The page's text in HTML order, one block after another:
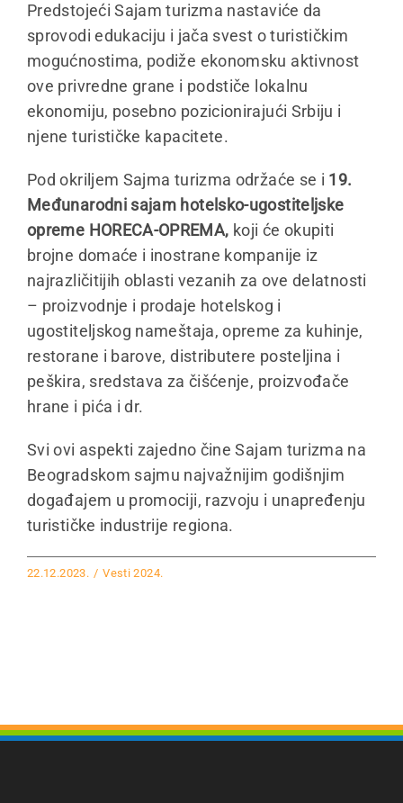
Predstojeći Sajam turizma nastaviće da
sprovodi edukaciju i jača svest o turističkim
mogućnostima, podiže ekonomsku aktivnost
ove privredne grane i podstiče lokalnu
ekonomiju, posebno pozicionirajući Srbiju i
njene turističke kapacitete.
Pod okriljem Sajma turizma održaće se i 19.
Međunarodni sajam hotelsko-ugostiteljske
opreme HORECA-OPREMA, koji će okupiti
brojne domaće i inostrane kompanije iz
najrazličitijih oblasti vezanih za ove delatnosti
– proizvodnje i prodaje hotelskog i
ugostiteljskog nameštaja, opreme za kuhinje,
restorane i barove, distributere posteljina i
peškira, sredstava za čišćenje, proizvođače
hrane i pića i dr.
Svi ovi aspekti zajedno čine Sajam turizma na
Beogradskom sajmu najvažnijim godišnjim
događajem u promociji, razvoju i unapređenju
turističke industrije regiona.
22.12.2023. / Vesti 2024.